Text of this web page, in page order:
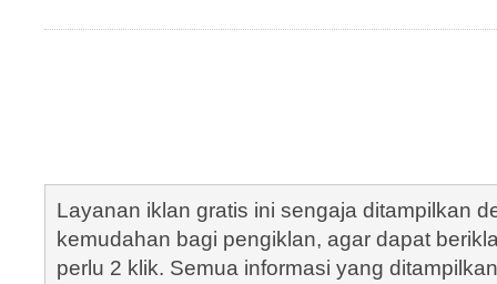
Layanan iklan gratis ini sengaja ditampilkan
kemudahan bagi pengiklan, agar dapat
perlu 2 klik. Semua informasi yang